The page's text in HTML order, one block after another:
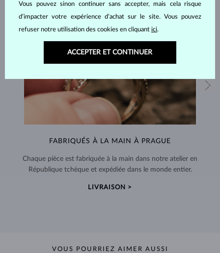
FABRIQUÉS À LA MAIN À PRAGUE
Chaque pièce est fabriquée à la main dans notre atelier en
République tchèque et expédiée dans le monde entier.
LIVRAISON >
VOUS POURRIEZ AIMER AUSSI
Vous pouvez sinon continuer sans accepter, mais cela risque
d’impacter votre expérience d’achat sur le site. Vous pouvez
refuser notre utilisation des cookies en cliquant ici.
ACCEPTER ET CONTINUER